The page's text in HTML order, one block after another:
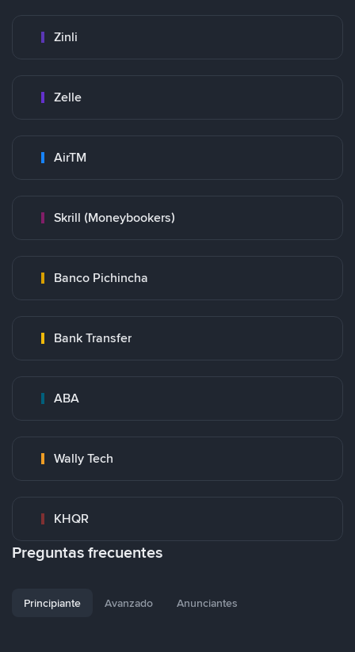
Zinli
Zelle
AirTM
Skrill (Moneybookers)
Banco Pichincha
Bank Transfer
ABA
Wally Tech
KHQR
Preguntas frecuentes
Principiante Avanzado Anunciantes